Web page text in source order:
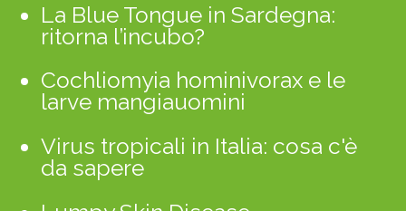
La Blue Tongue in Sardegna:
ritorna l’incubo?
Cochliomyia hominivorax e le
larve mangiauomini
Virus tropicali in Italia: cosa c'è
da sapere